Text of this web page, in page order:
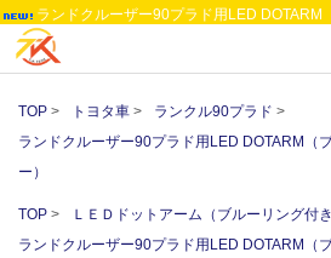
ランドクルーザー90プラド用LED DOTARM
ー） ｜ ＬＥＤドットアーム（ブルーリング付き
スタム パーツと12vクーラーから 車中泊/キャン
埼玉TOP トヨタ車
ランクル90プラド
ランドクルーザー90プラド用LED DOTARM（
ー）
TOP
ＬＥＤドットアーム（ブルーリング付
ランドクルーザー90プラド用LED DOTARM（